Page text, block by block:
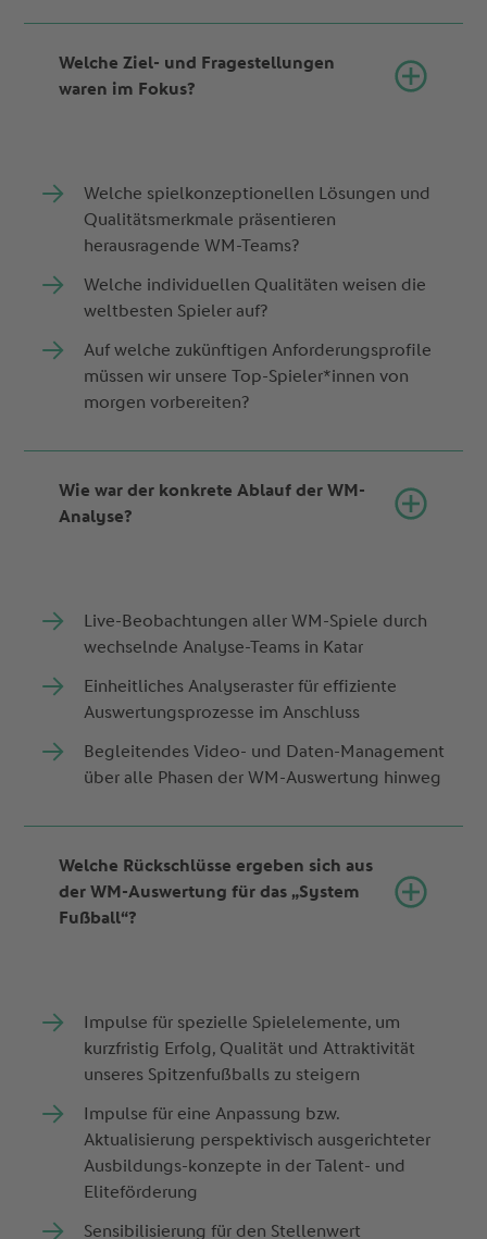
Welche Ziel- und Fragestellungen
waren im Fokus?
Welche spielkonzeptionellen Lösungen und
Qualitätsmerkmale präsentieren
herausragende WM-Teams?
Welche individuellen Qualitäten weisen die
weltbesten Spieler auf?
Auf welche zukünftigen Anforderungsprofile
müssen wir unsere Top-Spieler*innen von
morgen vorbereiten?
Wie war der konkrete Ablauf der WM-
Analyse?
Live-Beobachtungen aller WM-Spiele durch
wechselnde Analyse-Teams in Katar
Einheitliches Analyseraster für effiziente
Auswertungsprozesse im Anschluss
Begleitendes Video- und Daten-Management
über alle Phasen der WM-Auswertung hinweg
Welche Rückschlüsse ergeben sich aus
der WM-Auswertung für das „System
Fußball“?
Impulse für spezielle Spielelemente, um
kurzfristig Erfolg, Qualität und Attraktivität
unseres Spitzenfußballs zu steigern
Impulse für eine Anpassung bzw.
Aktualisierung perspektivisch ausgerichteter
Ausbildungs-konzepte in der Talent- und
Eliteförderung
Sensibilisierung für den Stellenwert